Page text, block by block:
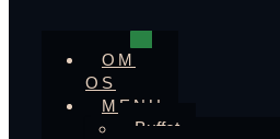
OM
OS
MENU
Buffet